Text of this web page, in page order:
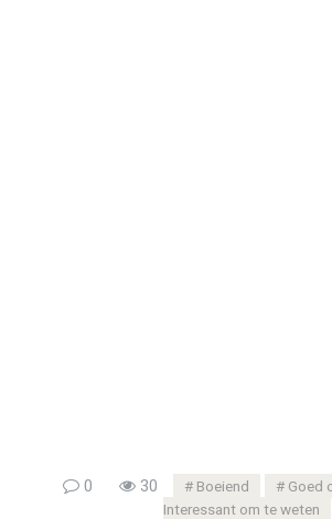
0 30 Boeiend
Goed
Interessant om te weten